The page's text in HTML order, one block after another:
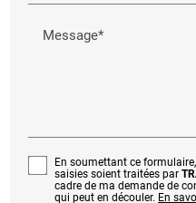
Message*
En soumettant ce
saisies soient traitées par
cadre de ma demande de
qui peut en découler. En